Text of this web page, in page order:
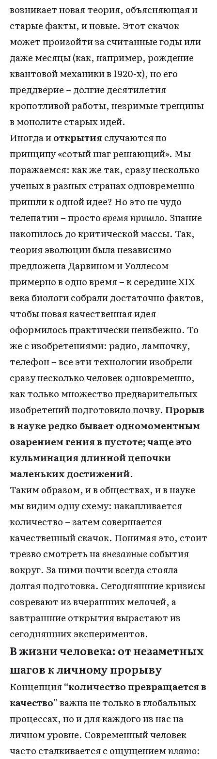
возникает новая теория, объясняющая и
старые факты, и новые. Этот скачок
может произойти за считанные годы или
даже месяцы (как, например, рождение
квантовой механики в 1920-х), но его
преддверие – долгие десятилетия
кропотливой работы, незримые трещины
в монолите старых идей.
Иногда иоткрытия случаются по
принципу «сотый шаг решающий». Мы
поражаемся: как же так, сразу несколько
ученых в разных странах одновременно
пришли к одной идее? Но это не чудо
телепатии – просто время пришло. Знание
накопилось до критической массы. Так,
теория эволюции была независимо
предложена Дарвином и Уоллесом
примерно в одно время – к середине XIX
века биологи собрали достаточно фактов,
чтобы новая качественная идея
оформилось практически неизбежно. То
же с изобретениями: радио, лампочку,
телефон – все эти технологии изобрели
сразу несколько человек одновременно,
как только множество предварительных
изобретений подготовило почву. Прорыв
в науке редко бывает одномоментным
озарением гения в пустоте; чаще это
кульминация длинной цепочки
маленьких достижений.
Таким образом, и в обществах, и в науке
мы видим одну схему: накапливается
количество – затем совершается
качественный скачок. Понимая это, стоит
трезво смотреть навнезапныесобытия
вокруг. За ними почти всегда стояла
долгая подготовка. Сегодняшние кризисы
созревают из вчерашних мелочей, а
завтрашние открытия вырастают из
сегодняшних экспериментов.
В жизни человека: от незаметных
шагов к личному прорыву
Концепция“количество превращается в
качество”важна не только в глобальных
процессах, но и для каждого из нас на
личном уровне. Современный человек
часто сталкивается с ощущениемплато: